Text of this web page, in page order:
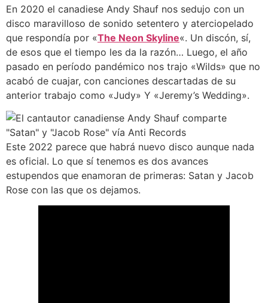
En 2020 el canadiese Andy Shauf nos sedujo con un
disco maravilloso de sonido setentero y aterciopelado
que respondía por «The Neon Skyline«. Un discón, sí,
de esos que el tiempo les da la razón… Luego, el año
pasado en período pandémico nos trajo «Wilds» que no
acabó de cuajar, con canciones descartadas de su
anterior trabajo como «Judy» Y «Jeremy’s Wedding».
Este 2022 parece que habrá nuevo disco aunque nada
es oficial. Lo que sí tenemos es dos avances
estupendos que enamoran de primeras: Satan y Jacob
Rose con las que os dejamos.